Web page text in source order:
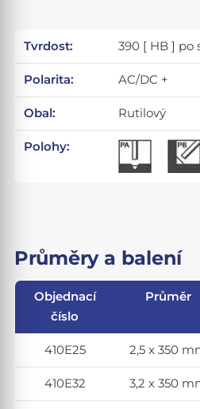
Tvrdost: 390 [ HB ] po
Polarita: AC/DC +
Obal: Rutilový
Polohy:
Průměry a balení
Objednací
číslo
Průměr
410E25 2,5 x 350
410E32 3,2 x 350